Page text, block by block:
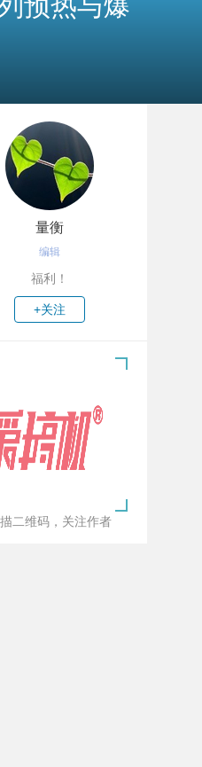
量衡
编辑
福利！
+关注
二维码，关注作者